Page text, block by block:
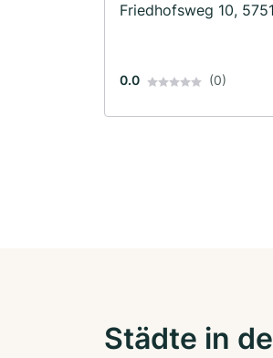
Friedhofsweg 10,
0.0 (0)
Städte in